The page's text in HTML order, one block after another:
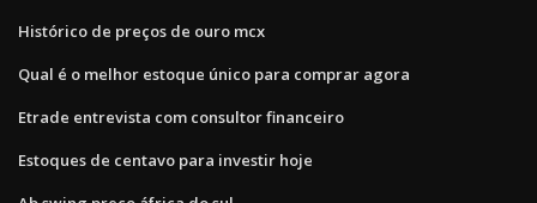
Histórico de preços de ouro mcx
Qual é o melhor estoque único para comprar agora
Etrade entrevista com consultor financeiro
Estoques de centavo para investir hoje